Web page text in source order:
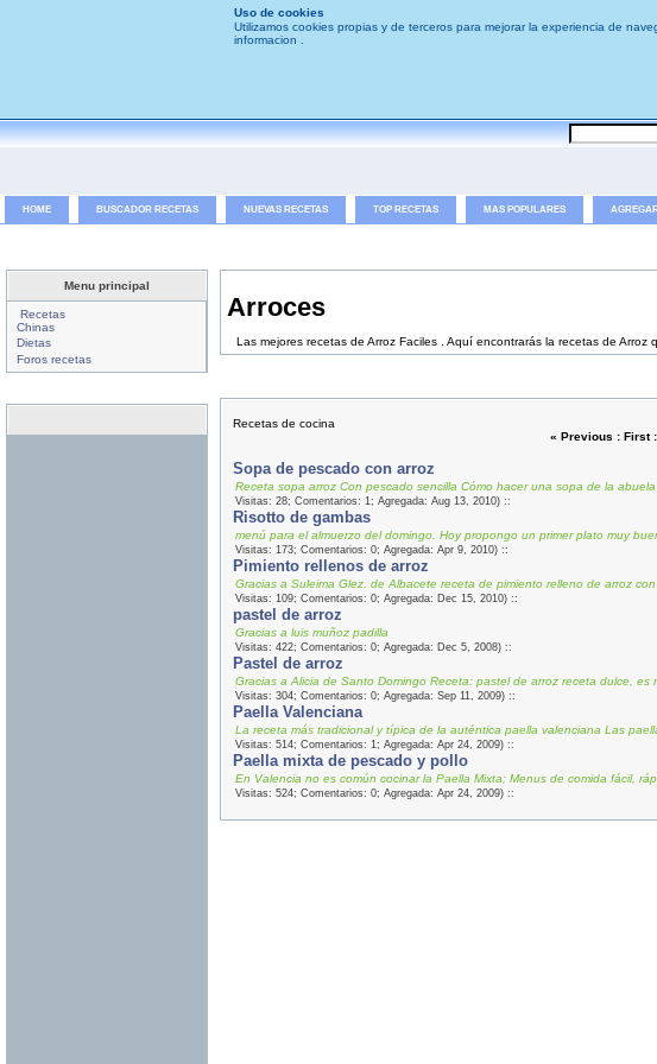
Uso de cookies
Utilizamos cookies propias y de terceros para mejorar la experiencia de
informacion .
HOME BUSCADOR RECETAS NUEVAS RECETAS TOP RECETAS MAS POPULARES
Menu principal
Recetas
Chinas
Dietas
Foros recetas
Arroces
Las mejores recetas de Arroz Faciles . Aquí encontrarás la recetas de Arroz
Recetas de cocina
« Previous : First :
Sopa de pescado con arroz
Receta sopa arroz Con pescado sencilla Cómo hacer una sopa de la
Visitas: 28; Comentarios: 1; Agregada: Aug 13, 2010) ::
Risotto de gambas
menú para el almuerzo del domingo. Hoy propongo un primer plato muy
Visitas: 173; Comentarios: 0; Agregada: Apr 9, 2010) ::
Pimiento rellenos de arroz
Gracias a Suleima Glez. de Albacete receta de pimiento relleno de arroz
Visitas: 109; Comentarios: 0; Agregada: Dec 15, 2010) ::
pastel de arroz
Gracias a luis muñoz padilla
Visitas: 422; Comentarios: 0; Agregada: Dec 5, 2008) ::
Pastel de arroz
Gracias a Alicia de Santo Domingo Receta: pastel de arroz receta dulce,
Visitas: 304; Comentarios: 0; Agregada: Sep 11, 2009) ::
Paella Valenciana
La receta más tradicional y típica de la auténtica paella valenciana Las
Visitas: 514; Comentarios: 1; Agregada: Apr 24, 2009) ::
Paella mixta de pescado y pollo
En Valencia no es común cocinar la Paella Mixta; Menus de comida fácil,
Visitas: 524; Comentarios: 0; Agregada: Apr 24, 2009) ::